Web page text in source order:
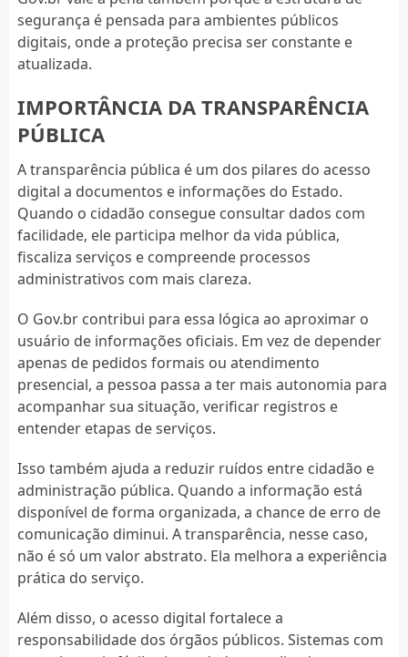
segurança é pensada para ambientes públicos
digitais, onde a proteção precisa ser constante e
atualizada.
IMPORTÂNCIA DA TRANSPARÊNCIA
PÚBLICA
A transparência pública é um dos pilares do acesso
digital a documentos e informações do Estado.
Quando o cidadão consegue consultar dados com
facilidade, ele participa melhor da vida pública,
fiscaliza serviços e compreende processos
administrativos com mais clareza.
O Gov.br contribui para essa lógica ao aproximar o
usuário de informações oficiais. Em vez de depender
apenas de pedidos formais ou atendimento
presencial, a pessoa passa a ter mais autonomia para
acompanhar sua situação, verificar registros e
entender etapas de serviços.
Isso também ajuda a reduzir ruídos entre cidadão e
administração pública. Quando a informação está
disponível de forma organizada, a chance de erro de
comunicação diminui. A transparência, nesse caso,
não é só um valor abstrato. Ela melhora a experiência
prática do serviço.
Além disso, o acesso digital fortalece a
responsabilidade dos órgãos públicos. Sistemas com